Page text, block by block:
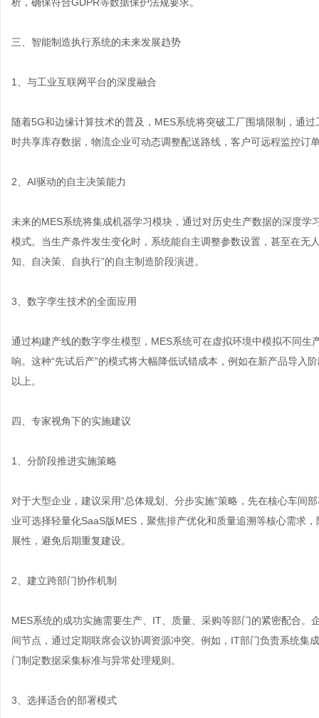
三、智能制造执行系统的未来发展趋势
1、与工业互联网平台的深度融合
随着5G和边缘计算技术的普及，MES系统将突破工厂围墙限制，通
时共享库存数据，物流企业可动态调整配送路线，客户可远程监控
2、AI驱动的自主决策能力
未来的MES系统将集成机器学习模块，通过对历史生产数据的深度
模式。当生产条件发生变化时，系统能自主调整参数设置，甚至在无
知、自决策、自执行”的自主制造阶段演进。
3、数字孪生技术的全面应用
通过构建产线的数字孪生模型，MES系统可在虚拟环境中模拟不同
响。这种“先试后产”的模式将大幅降低试错成本，例如在新产品导入
以上。
四、专家视角下的实施建议
1、分阶段推进实施策略
对于大型企业，建议采用“总体规划、分步实施”策略，先在核心车间
业可选择轻量化SaaS版MES，聚焦排产优化和质量追溯等核心需求
展性，避免后期重复建设。
2、建立跨部门协作机制
MES系统的成功实施需要生产、IT、质量、采购等部门的紧密配合
间节点，通过定期联席会议协调资源冲突。例如，IT部门负责系统集
门制定数据采集标准与异常处理规则。
3、选择适合的部署模式